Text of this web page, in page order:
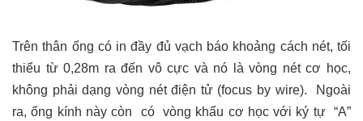
Trên thân ống có in đầy đủ vạch báo khoảng cách nét, tối
thiểu từ 0,28m ra đến vô cực và nó là vòng nét cơ học,
không phải dạng vòng nét điện tử (focus by wire). Ngoài
ra, ống kính này còn có vòng khẩu cơ học với ký tự “A”